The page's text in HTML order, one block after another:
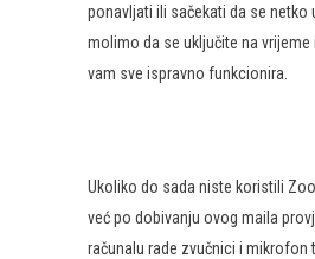
ponavljati ili sačekati da se netko
molimo da se uključite na vrijeme
vam sve ispravno funkcionira.
Ukoliko do sada niste koristili
već po dobivanju ovog maila
računalu rade zvučnici i mikrofon